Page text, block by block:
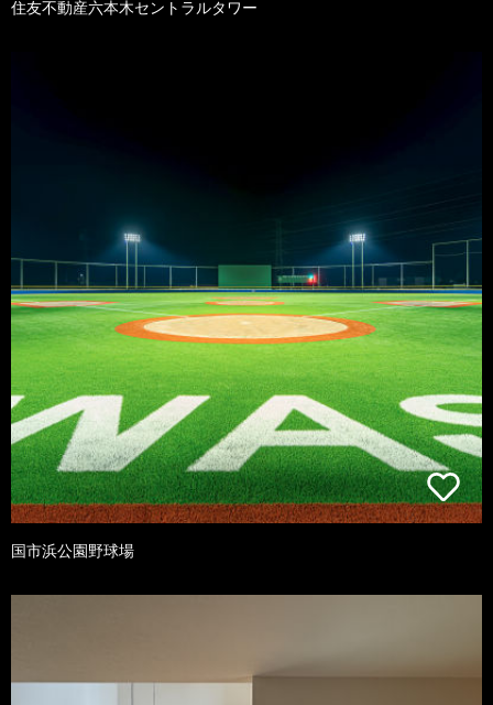
住友不動産六本木セントラルタワー
国市浜公園野球場